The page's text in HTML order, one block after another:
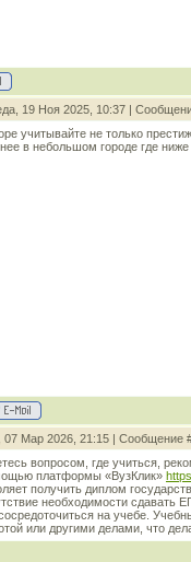
19 Ноя 2025, 10:37 |
учитывайте не только
в небольшом городе где
07 Мар 2026, 21:15 | Сообщение
вопросом, где учиться,
платформы «ВузКлик»
получить диплом
необходимости сдавать
на учебе.
или другими делами, что